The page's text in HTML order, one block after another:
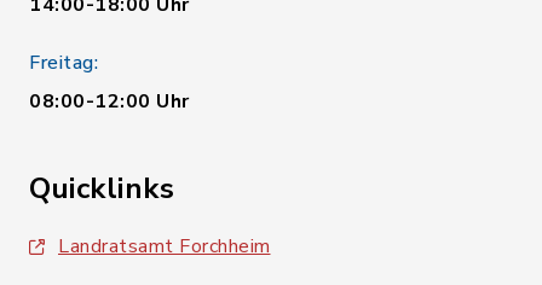
Freitag:
08:00-12:00 Uhr
Quicklinks
Landratsamt Forchheim